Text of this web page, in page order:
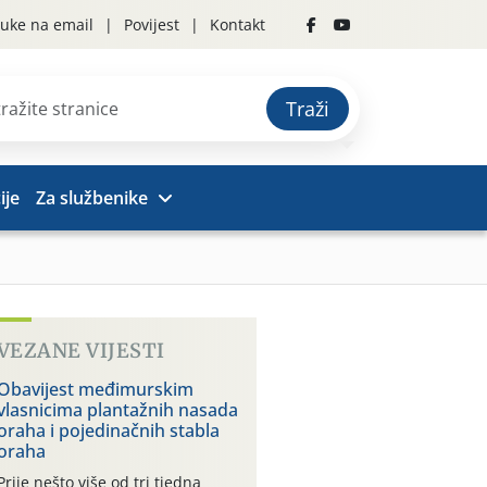
na email Povijest Kontakt
Traži
Za službenike
VIJESTI
međimurskim
plantažnih nasada
i pojedinačnih stabla
nešto više od tri tjedna